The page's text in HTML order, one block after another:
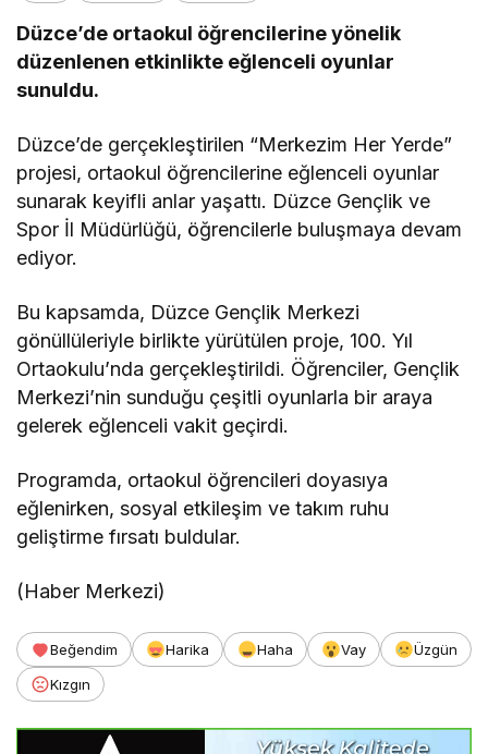
Düzce’de ortaokul öğrencilerine yönelik
düzenlenen etkinlikte eğlenceli oyunlar
sunuldu.
Düzce’de gerçekleştirilen “Merkezim Her Yerde”
projesi, ortaokul öğrencilerine eğlenceli oyunlar
sunarak keyifli anlar yaşattı. Düzce Gençlik ve
Spor İl Müdürlüğü, öğrencilerle buluşmaya devam
ediyor.
Bu kapsamda, Düzce Gençlik Merkezi
gönüllüleriyle birlikte yürütülen proje, 100. Yıl
Ortaokulu’nda gerçekleştirildi. Öğrenciler, Gençlik
Merkezi’nin sunduğu çeşitli oyunlarla bir araya
gelerek eğlenceli vakit geçirdi.
Programda, ortaokul öğrencileri doyasıya
eğlenirken, sosyal etkileşim ve takım ruhu
geliştirme fırsatı buldular.
(Haber Merkezi)
Beğendim Harika Haha Vay
Üzgün
Kızgın